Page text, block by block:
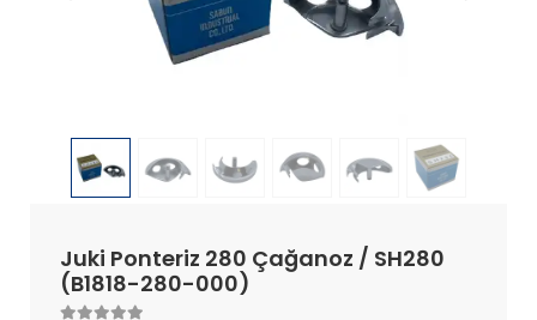
Juki Ponteriz 280 Çağanoz / SH280
(B1818-280-000)